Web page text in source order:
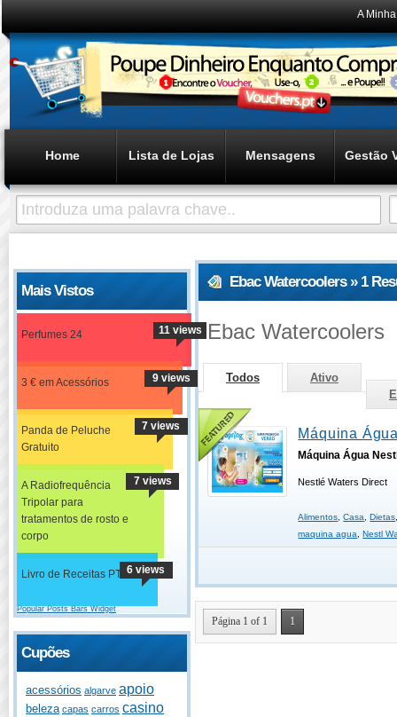
A
Home Lista de Lojas Mensagens Gestão
Mais Vistos
Perfumes 24 11 views
3 € em Acessórios 9 views
Panda de Peluche
Gratuito
7 views
A Radiofrequência
Tripolar para
tratamentos de rosto e
corpo
7 views
Livro de Receitas PT 6 views
Popular Posts Bars Widget
Cupões
acessórios algarve apoio
beleza capas carros casino
Ebac Watercoolers » 1
Ebac Watercoolers
Todos
Ativo
Máquina
Máquina Água
Nestlé Waters Direct
Alimentos ,Casa ,Dietas
maquina agua
,Nestl
Página 1 of 1 1